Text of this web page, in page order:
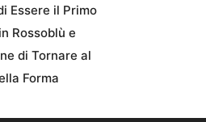
Essere il Primo
Rossoblù e
di Tornare al
Forma